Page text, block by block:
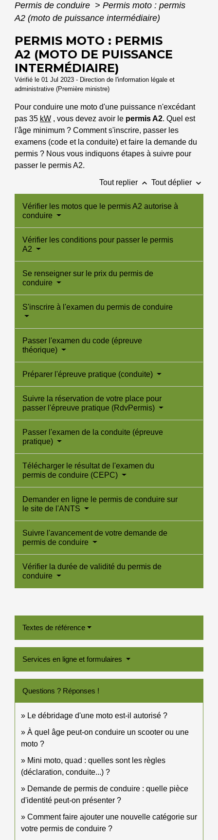
Permis de conduire > Permis moto : permis
A2 (moto de puissance intermédiaire)
PERMIS MOTO : PERMIS
A2 (MOTO DE PUISSANCE
INTERMÉDIAIRE)
Vérifié le 01 Jul 2023 - Direction de l'information légale et
administrative (Première ministre)
Pour conduire une moto d'une puissance n'excédant
pas 35 kW , vous devez avoir le permis A2. Quel est
l'âge minimum ? Comment s'inscrire, passer les
examens (code et la conduite) et faire la demande du
permis ? Nous vous indiquons étapes à suivre pour
passer le permis A2.
Tout replier keyboard_arrow_up Tout déplier keyboard_arrow_down
Vérifier les motos que le permis A2 autorise à
conduire
Vérifier les conditions pour passer le permis
A2
Se renseigner sur le prix du permis de
conduire
S'inscrire à l'examen du permis de conduire
Passer l'examen du code (épreuve
théorique)
Préparer l'épreuve pratique (conduite)
Suivre la réservation de votre place pour
passer l'épreuve pratique (RdvPermis)
Passer l'examen de la conduite (épreuve
pratique)
Télécharger le résultat de l'examen du
permis de conduire (CEPC)
Demander en ligne le permis de conduire sur
le site de l'ANTS
Suivre l'avancement de votre demande de
permis de conduire
Vérifier la durée de validité du permis de
conduire
Textes de référence
Services en ligne et formulaires
Questions ? Réponses !
Le débridage d'une moto est-il autorisé ?
À quel âge peut-on conduire un scooter ou une
moto ?
Mini moto, quad : quelles sont les règles
(déclaration, conduite...) ?
Demande de permis de conduire : quelle pièce
d'identité peut-on présenter ?
Comment faire ajouter une nouvelle catégorie sur
votre permis de conduire ?